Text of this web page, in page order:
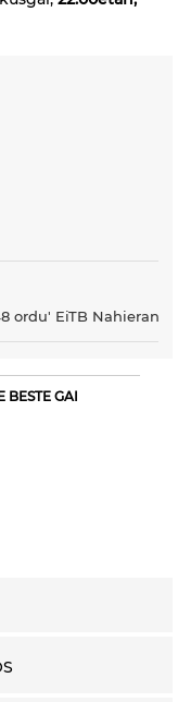
ordu' EiTB Nahieranen
BESTE GAI